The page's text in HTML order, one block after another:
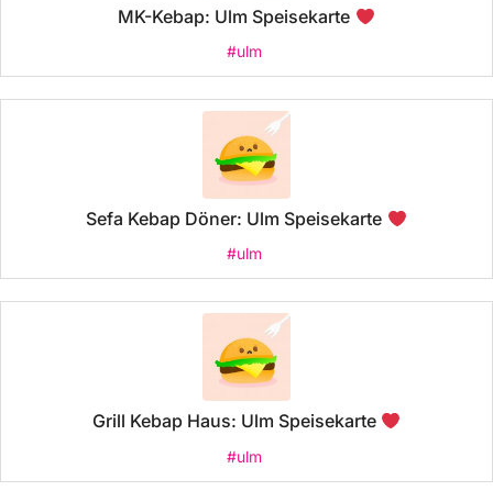
MK-Kebap: Ulm Speisekarte
#ulm
Sefa Kebap Döner: Ulm Speisekarte
#ulm
Grill Kebap Haus: Ulm Speisekarte
#ulm